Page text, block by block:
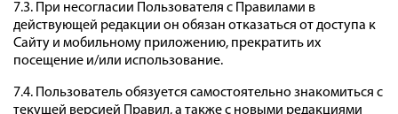
7.3. При несогласии Пользователя с Правилами в
действующей редакции он обязан отказаться от доступа к
Сайту и мобильному приложению, прекратить их
посещение и/или использование.
7.4. Пользователь обязуется самостоятельно знакомиться с
текущей версией Правил, а также с новыми редакциями